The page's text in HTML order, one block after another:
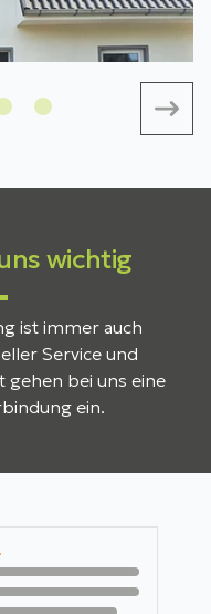
wichtig
ist immer auch
Service und
bei uns eine
ein.